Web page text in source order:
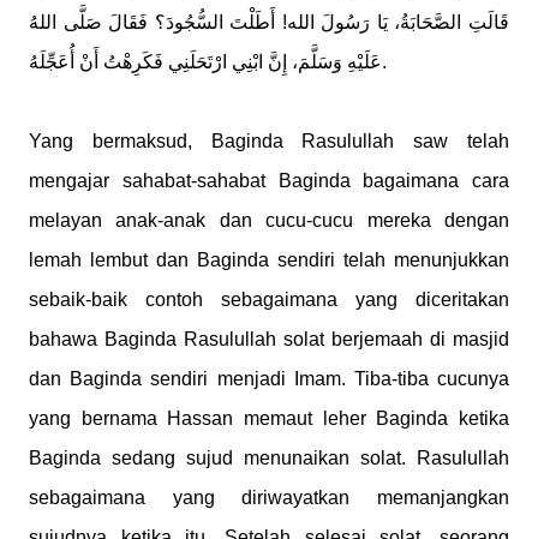
قَالَتِ الصَّحَابَةُ، يَا رَسُولَ الله! أَطَلْتَ السُّجُودَ؟ فَقَالَ صَلَّى اللهُ
عَلَيْهِ وَسَلَّمَ، إِنَّ ابْنِي ارْتَحَلَنِي فَكَرِهْتُ أَنْ أُعَجِّلَهُ.
Yang bermaksud, Baginda Rasulullah saw telah
mengajar sahabat-sahabat Baginda bagaimana cara
melayan anak-anak dan cucu-cucu mereka dengan
lemah lembut dan Baginda sendiri telah menunjukkan
sebaik-baik contoh sebagaimana yang diceritakan
bahawa Baginda Rasulullah solat berjemaah di masjid
dan Baginda sendiri menjadi Imam. Tiba-tiba cucunya
yang bernama Hassan memaut leher Baginda ketika
Baginda sedang sujud menunaikan solat. Rasulullah
sebagaimana yang diriwayatkan memanjangkan